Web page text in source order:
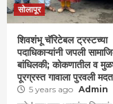
सोलापूर
शिवशंभू चॅरिटेबल ट्रस्टच्या
पदाधिकाऱ्यांनी जपली
बांधिलकी; कोकणातील व
पूरग्रस्त गावाला पुरवली
5 years ago Admin